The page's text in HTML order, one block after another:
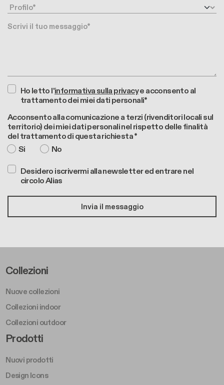
Profilo
Messaggio
Ho letto l'informativa sulla privacye acconsento al
trattamento dei miei dati personali*
Acconsento alla comunicazione a terzi (rivenditori locali sul
territorio) dei miei dati personali nel rispetto delle finalità
del trattamento di questa richiesta *
Si
No
Desidero iscrivermi alla newsletter ed entrare nel
circolo Alias
Footer Left Middle A
Collezioni
Nuove collezioni
Collezioni indoor
Collezioni outdoor
Footer Right Middle A
Prodotti
Nuovi prodotti
Design Icons